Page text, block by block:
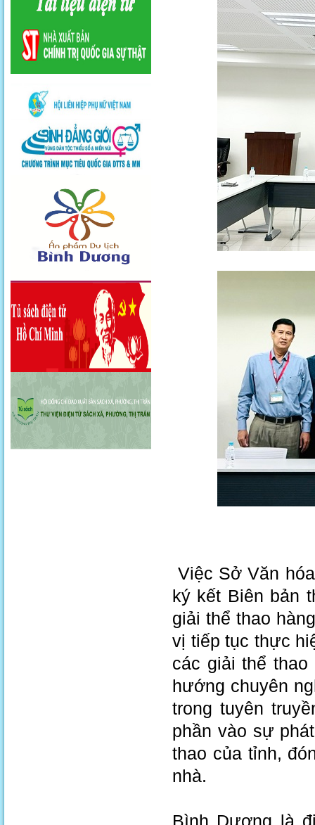
Việc Sở Văn
ký kết Biên bản
giải thể thao
vị tiếp tục thực
các giải thể
hướng chuyên
trong tuyên
phần vào sự
thao của tỉnh,
nhà.
Bình Dương là